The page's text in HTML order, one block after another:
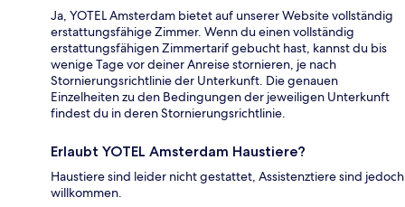
Ja, YOTEL Amsterdam bietet auf unserer Website vollständig
erstattungsfähige Zimmer. Wenn du einen vollständig
erstattungsfähigen Zimmertarif gebucht hast, kannst du bis
wenige Tage vor deiner Anreise stornieren, je nach
Stornierungsrichtlinie der Unterkunft. Die genauen
Einzelheiten zu den Bedingungen der jeweiligen Unterkunft
findest du in deren Stornierungsrichtlinie.
Erlaubt YOTEL Amsterdam Haustiere?
Haustiere sind leider nicht gestattet, Assistenztiere sind jedoch
willkommen.